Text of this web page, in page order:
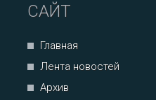
САЙТ
Главная
Лента новостей
Архив